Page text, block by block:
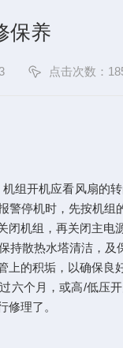
保养
点击次数：
组开机应看风扇的转
警停机时，先按机
闭机组，再关闭主电
散热水塔清洁，及
上的积垢，以确保良
六个月，或高/低压
修理了。